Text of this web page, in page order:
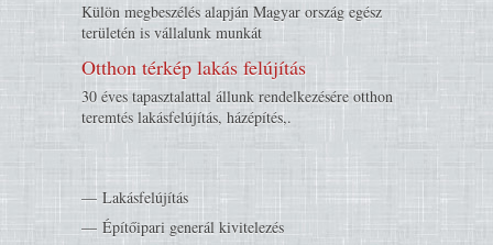
Külön megbeszélés alapján Magyar ország egész
területén is vállalunk munkát
Otthon térkép lakás felújítás
30 éves tapasztalattal állunk rendelkezésére otthon
teremtés lakásfelújítás, házépítés,.
Lakásfelújítás
Építőipari generál kivitelezés